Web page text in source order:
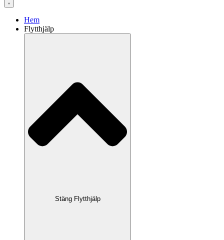
Hem
Flytthjälp
Stäng Flytthjälp